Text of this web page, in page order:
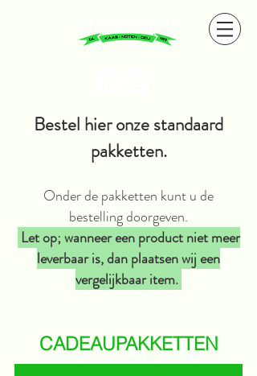
Bestel hier onze standaard
pakketten.
Onder de pakketten kunt u de
bestelling doorgeven.
Let op; wanneer een product niet meer
leverbaar is, dan plaatsen wij een
vergelijkbaar item.
CADEAUPAKKETTEN